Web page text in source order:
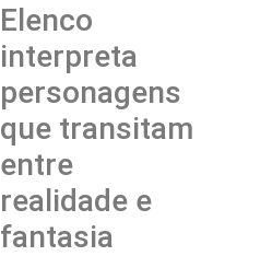
Elenco
interpreta
personagens
que transitam
entre
realidade e
fantasia